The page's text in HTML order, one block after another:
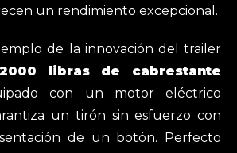
un rendimiento excepcional.
de la innovación del trailer
2000 libras de cabrestante
con un motor eléctrico
un tirón sin esfuerzo con
de un botón. Perfecto